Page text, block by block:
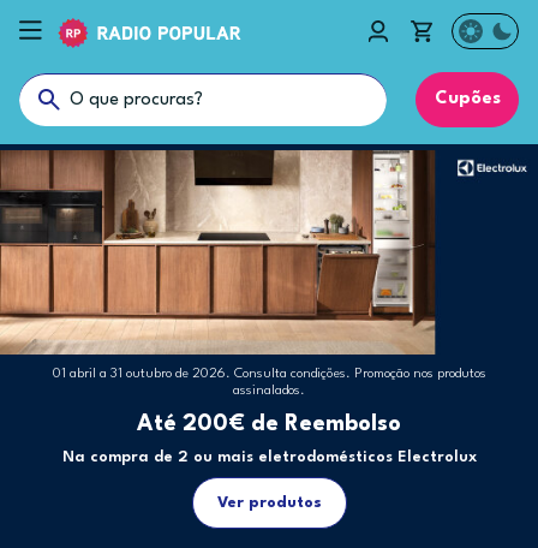
Cupões
01 abril a 31 outubro de 2026. Consulta condições. Promoção nos produtos
assinalados.
Até 200€ de Reembolso
Na compra de 2 ou mais eletrodomésticos Electrolux
Ver produtos